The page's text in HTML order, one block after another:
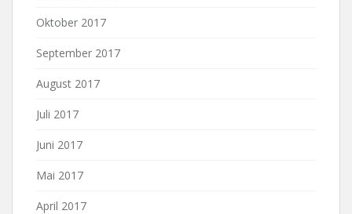
Oktober 2017
September 2017
August 2017
Juli 2017
Juni 2017
Mai 2017
April 2017